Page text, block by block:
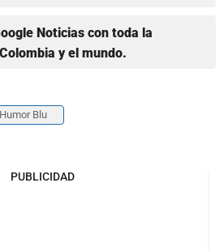
Noticias con toda la
y el mundo.
Humor Blu
PUBLICIDAD